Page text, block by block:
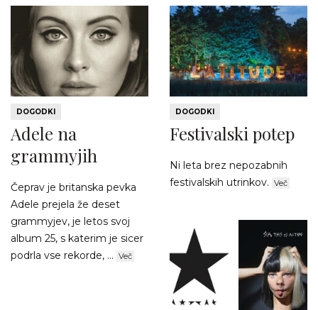
DOGODKI
Adele na
grammyjih
Čeprav je britanska pevka
Adele prejela že deset
grammyjev, je letos svoj
album 25, s katerim je sicer
podrla vse rekorde, ... Več
DOGODKI
Festivalski potep
Ni leta brez nepozabnih
festivalskih utrinkov. Več